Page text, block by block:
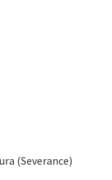
(Severance)